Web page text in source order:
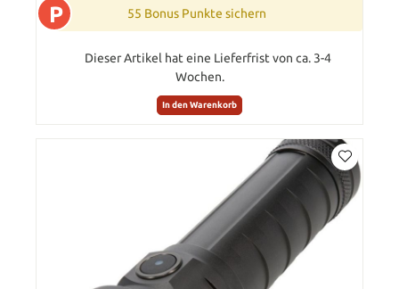
P 55 Bonus Punkte sichern
Dieser Artikel hat eine Lieferfrist von ca. 3-4
Wochen.
In den Warenkorb